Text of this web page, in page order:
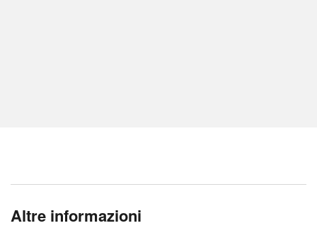
Altre informazioni